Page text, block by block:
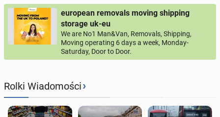
european removals moving shipping
storage uk-eu
We are No1 Man&Van, Removals, Shipping,
Moving operating 6 days a week, Monday-
Saturday, Door to Door.
Rolki Wiadomości›